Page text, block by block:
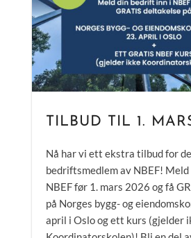
TILBUD TIL 1.
Nå har vi ett ekstra tilbud for
bedriftsmedlem av NBEF!
NBEF før 1. mars 2026 og få
på Norges bygg- og
april i Oslo og ett kurs (gjelder